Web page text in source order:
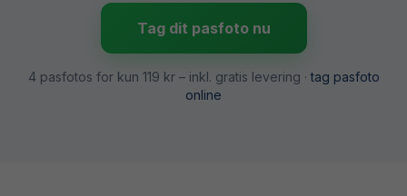
Tag dit pasfoto nu
4 pasfotos for kun 119 kr– inkl. gratis levering · tag pasfoto
online